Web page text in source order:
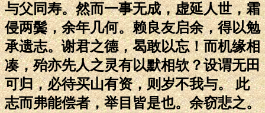
与父同寿。然而一事无成，虚延人世，霜
侵两鬓，余年几何。赖良友启余，得以勉
承遗志。谢君之德，曷敢以忘！而机缘相
凑，殆亦先人之灵有以默相欤？设谓无田
可归，必待买山有资，则岁不我与。 此
志而弗能偿者，举目皆是也。余窃悲之。